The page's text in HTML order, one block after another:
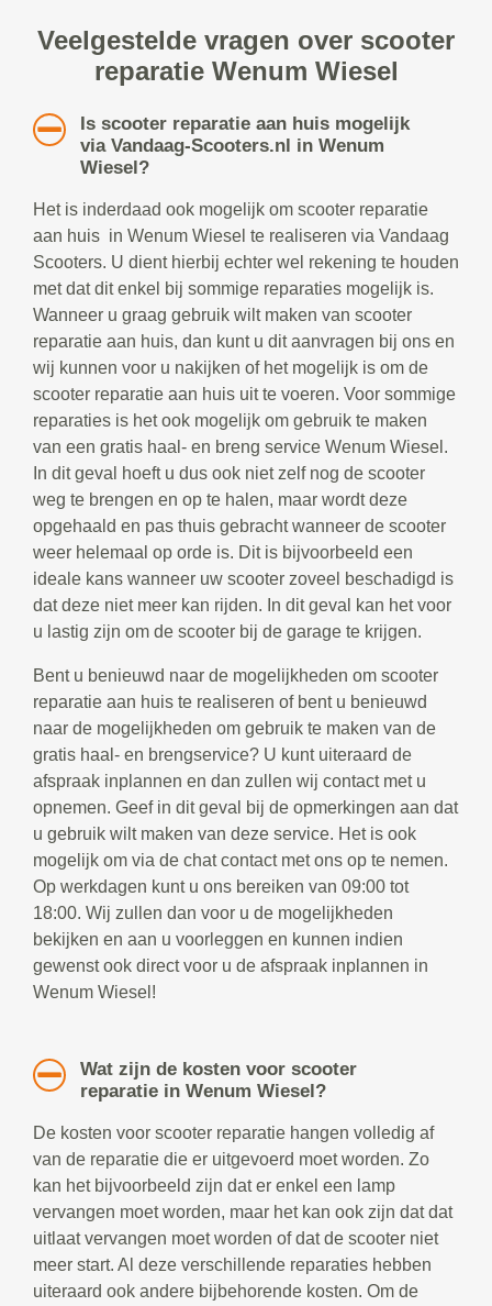
Veelgestelde vragen over scooter
reparatie Wenum Wiesel
Is scooter reparatie aan huis mogelijk
via Vandaag-Scooters.nl in Wenum
Wiesel?
Het is inderdaad ook mogelijk om scooter reparatie
aan huis in Wenum Wiesel te realiseren via Vandaag
Scooters. U dient hierbij echter wel rekening te houden
met dat dit enkel bij sommige reparaties mogelijk is.
Wanneer u graag gebruik wilt maken van scooter
reparatie aan huis, dan kunt u dit aanvragen bij ons en
wij kunnen voor u nakijken of het mogelijk is om de
scooter reparatie aan huis uit te voeren. Voor sommige
reparaties is het ook mogelijk om gebruik te maken
van een gratis haal- en breng service Wenum Wiesel.
In dit geval hoeft u dus ook niet zelf nog de scooter
weg te brengen en op te halen, maar wordt deze
opgehaald en pas thuis gebracht wanneer de scooter
weer helemaal op orde is. Dit is bijvoorbeeld een
ideale kans wanneer uw scooter zoveel beschadigd is
dat deze niet meer kan rijden. In dit geval kan het voor
u lastig zijn om de scooter bij de garage te krijgen.
Bent u benieuwd naar de mogelijkheden om scooter
reparatie aan huis te realiseren of bent u benieuwd
naar de mogelijkheden om gebruik te maken van de
gratis haal- en brengservice? U kunt uiteraard de
afspraak inplannen en dan zullen wij contact met u
opnemen. Geef in dit geval bij de opmerkingen aan dat
u gebruik wilt maken van deze service. Het is ook
mogelijk om via de chat contact met ons op te nemen.
Op werkdagen kunt u ons bereiken van 09:00 tot
18:00. Wij zullen dan voor u de mogelijkheden
bekijken en aan u voorleggen en kunnen indien
gewenst ook direct voor u de afspraak inplannen in
Wenum Wiesel!
Wat zijn de kosten voor scooter
reparatie in Wenum Wiesel?
De kosten voor scooter reparatie hangen volledig af
van de reparatie die er uitgevoerd moet worden. Zo
kan het bijvoorbeeld zijn dat er enkel een lamp
vervangen moet worden, maar het kan ook zijn dat dat
uitlaat vervangen moet worden of dat de scooter niet
meer start. Al deze verschillende reparaties hebben
uiteraard ook andere bijbehorende kosten. Om de